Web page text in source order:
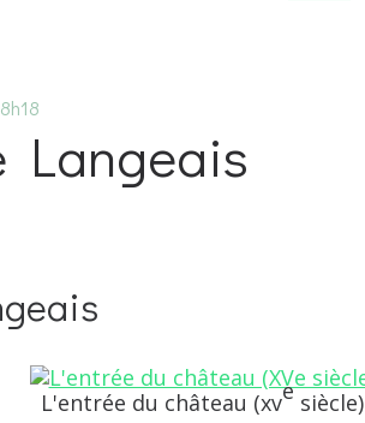
Langeais
L'entrée du château (xve siècle)